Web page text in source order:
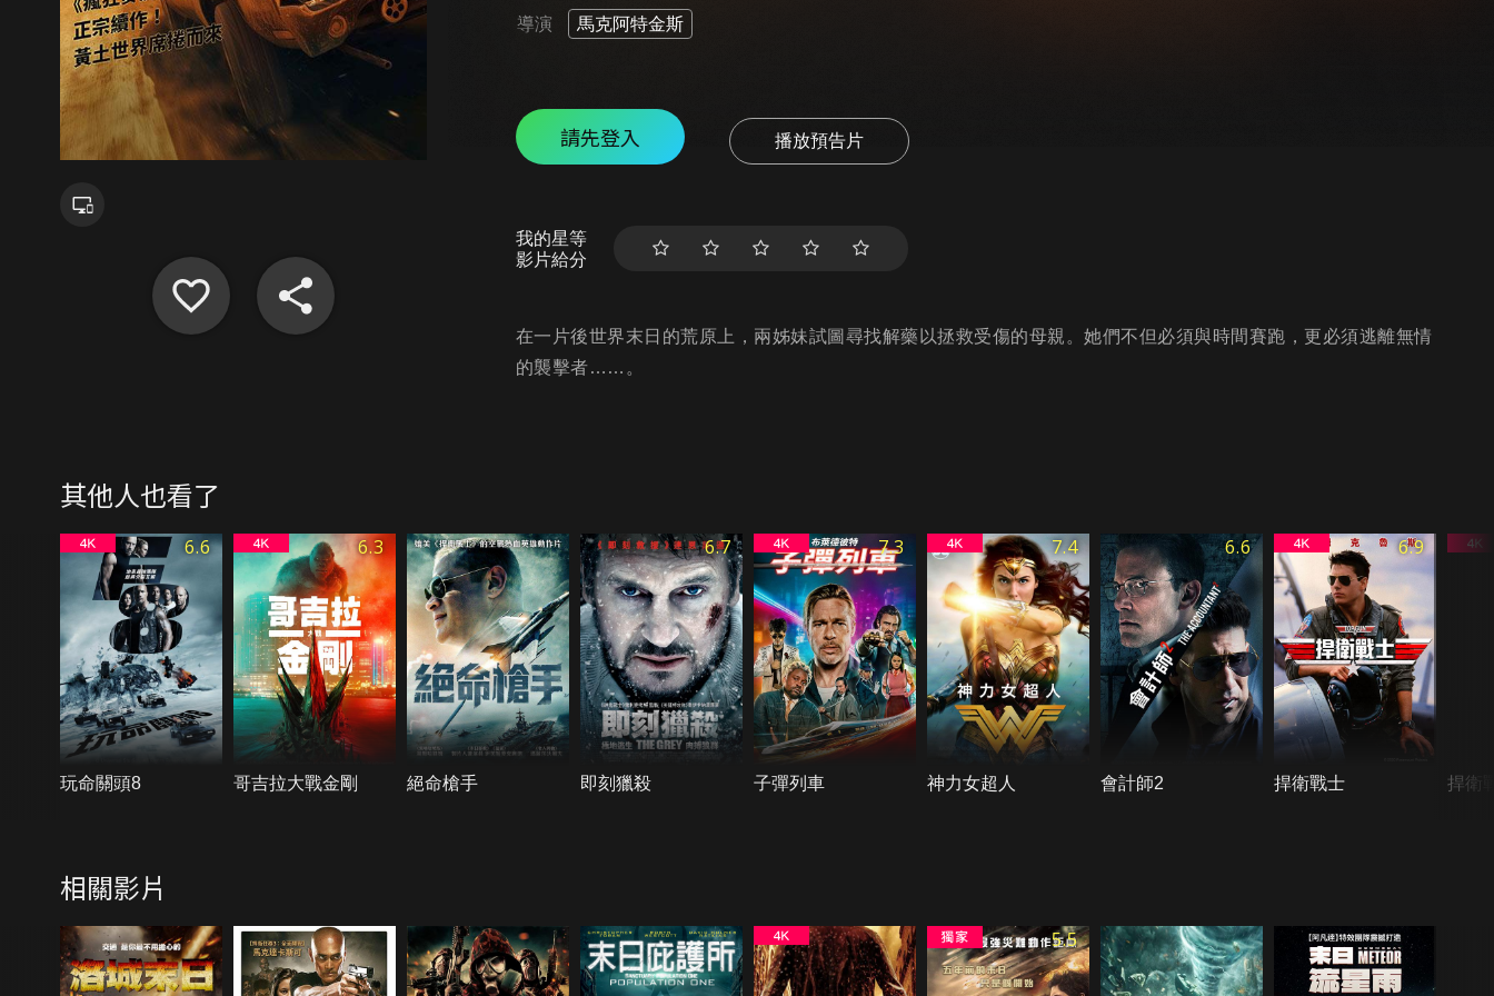
導演 馬克阿特金斯
請先登入 播放預告片
我的星等
影片給分
在一片後世界末日的荒原上，兩姊妹試圖尋找解藥以拯救受傷的母親。她們不但必須與時間賽跑，更必須逃離無情
的襲擊者……。
其他人也看了
6.6
玩命關頭8
6.3
哥吉拉大戰金剛 絕命槍手
6.7
即刻獵殺
7.3
子彈列車
7.4
神力女超人
6.6
會計師2
6.9
捍衛戰士 捍衛
相關影片
5.5